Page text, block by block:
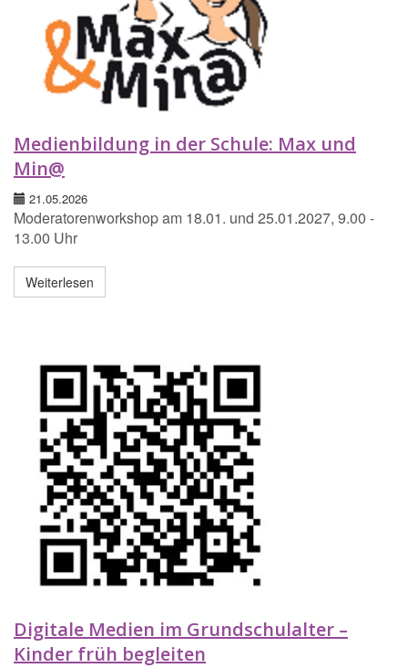
Medienbildung in der Schule: Max und
Min@
21.05.2026
Moderatorenworkshop am 18.01. und 25.01.2027, 9.00 -
13.00 Uhr
Weiterlesen
Digitale Medien im Grundschulalter –
Kinder früh begleiten